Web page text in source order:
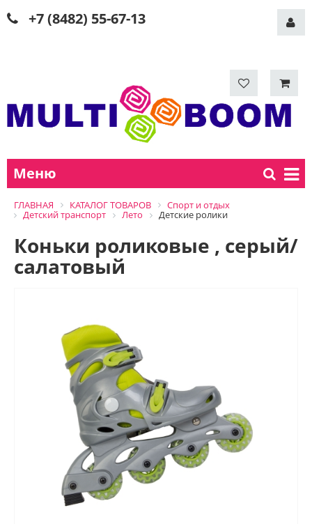
+7 (8482) 55-67-13
Меню
ГЛАВНАЯ КАТАЛОГ ТОВАРОВ
Спорт и отдых
Детский транспорт
Лето Детские ролики
Коньки роликовые , серый/
салатовый